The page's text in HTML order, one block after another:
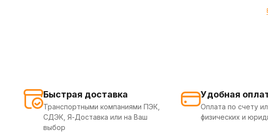
Быстрая доставка
Транспортными компаниями ПЭК,
СДЭК, Я-Доставка или на Ваш
выбор
Удобная
Оплата по счету
физических и